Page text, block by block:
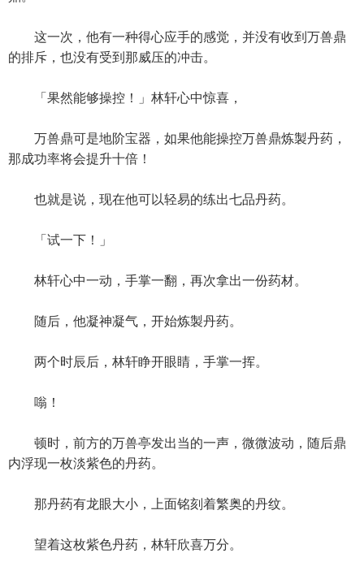
这一次，他有一种得心应手的感觉，并没有收到万兽鼎
的排斥，也没有受到那威压的冲击。
「果然能够操控！」林轩心中惊喜，
万兽鼎可是地阶宝器，如果他能操控万兽鼎炼製丹药，
那成功率将会提升十倍！
也就是说，现在他可以轻易的练出七品丹药。
「试一下！」
林轩心中一动，手掌一翻，再次拿出一份药材。
随后，他凝神凝气，开始炼製丹药。
两个时辰后，林轩睁开眼睛，手掌一挥。
嗡！
顿时，前方的万兽亭发出当的一声，微微波动，随后鼎
内浮现一枚淡紫色的丹药。
那丹药有龙眼大小，上面铭刻着繁奥的丹纹。
望着这枚紫色丹药，林轩欣喜万分。